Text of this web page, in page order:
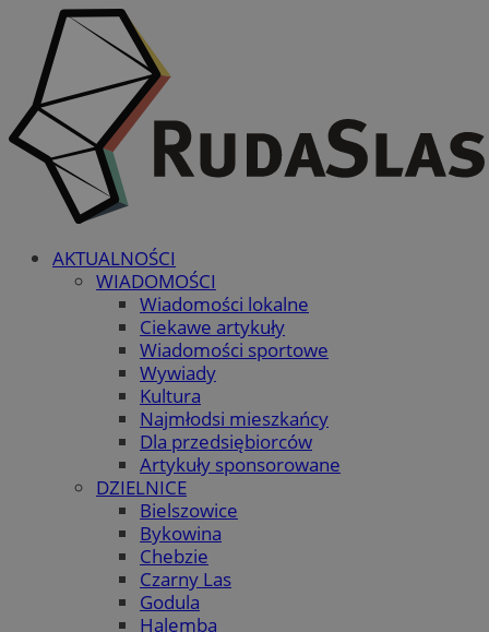
AKTUALNOŚCI
WIADOMOŚCI
Wiadomości lokalne
Ciekawe artykuły
Wiadomości sportowe
Wywiady
Kultura
Najmłodsi mieszkańcy
Dla przedsiębiorców
Artykuły sponsorowane
DZIELNICE
Bielszowice
Bykowina
Chebzie
Czarny Las
Godula
Halemba